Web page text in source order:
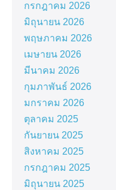
กรกฎาคม 2026
มิถุนายน 2026
พฤษภาคม 2026
เมษายน 2026
มีนาคม 2026
กุมภาพันธ์ 2026
มกราคม 2026
ตุลาคม 2025
กันยายน 2025
สิงหาคม 2025
กรกฎาคม 2025
มิถุนายน 2025